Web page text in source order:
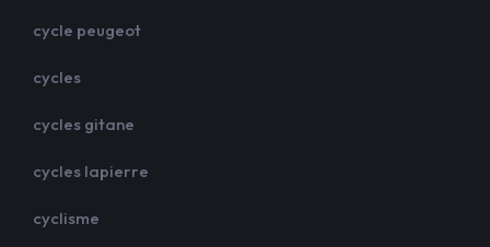
cycle peugeot
cycles
cycles gitane
cycles lapierre
cyclisme